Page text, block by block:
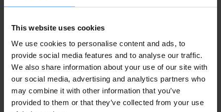
This website uses cookies
We use cookies to personalise content and ads, to
provide social media features and to analyse our traffic.
We also share information about your use of our site with
our social media, advertising and analytics partners who
may combine it with other information that you’ve
provided to them or that they’ve collected from your use
Lägg till i kalender
DETALJER PLATS